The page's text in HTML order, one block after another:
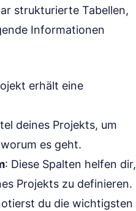
strukturierte Tabellen,
Informationen
erhält eine
deines Projekts, um
es geht.
: Diese Spalten helfen dir,
Projekts zu definieren.
du die wichtigsten